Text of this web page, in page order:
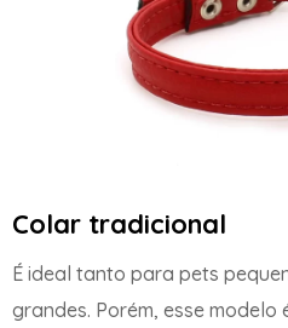
Colar tradicional
É ideal tanto para pets
grandes. Porém, esse modelo